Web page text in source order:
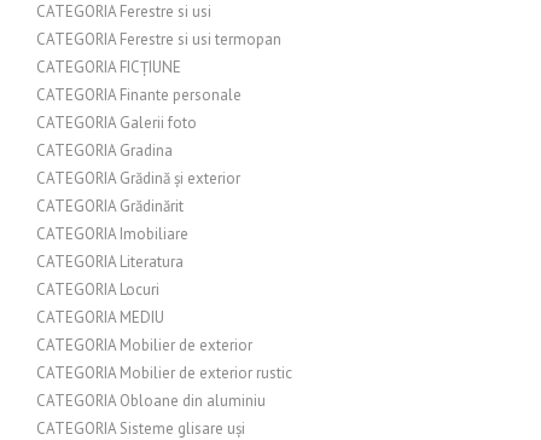
CATEGORIA Ferestre si usi
CATEGORIA Ferestre si usi termopan
CATEGORIA FICȚIUNE
CATEGORIA Finante personale
CATEGORIA Galerii foto
CATEGORIA Gradina
CATEGORIA Grădină și exterior
CATEGORIA Grădinărit
CATEGORIA Imobiliare
CATEGORIA Literatura
CATEGORIA Locuri
CATEGORIA MEDIU
CATEGORIA Mobilier de exterior
CATEGORIA Mobilier de exterior rustic
CATEGORIA Obloane din aluminiu
CATEGORIA Sisteme glisare uși